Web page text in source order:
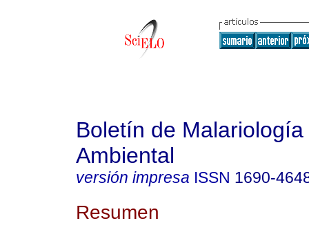
Boletín de
Ambiental
versión impresa ISSN 1690-
Resumen